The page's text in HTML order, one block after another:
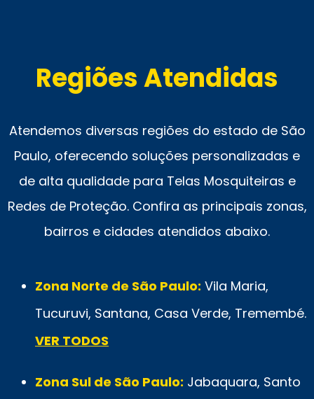
Regiões Atendidas
Atendemos diversas regiões do estado de São
Paulo, oferecendo soluções personalizadas e
de alta qualidade para Telas Mosquiteiras e
Redes de Proteção. Confira as principais zonas,
bairros e cidades atendidos abaixo.
Zona Norte de São Paulo: Vila Maria,
Tucuruvi, Santana, Casa Verde, Tremembé.
VER TODOS
Zona Sul de São Paulo: Jabaquara, Santo